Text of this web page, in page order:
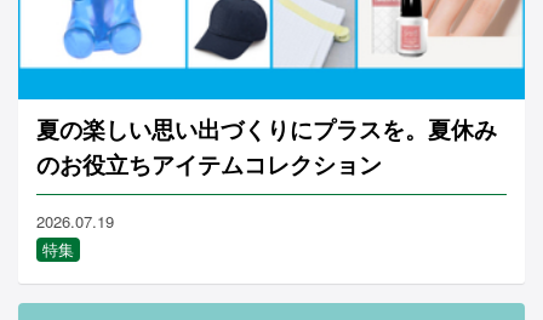
夏の楽しい思い出づくりにプラスを。夏休み
のお役立ちアイテムコレクション
2026.07.19
特集